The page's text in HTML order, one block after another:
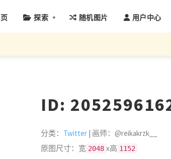
探索 + 随机图片 用户中心
ID:
分类： Twitter | 画师：@reikakrzk__
原图尺寸：宽 2048 x高 1152